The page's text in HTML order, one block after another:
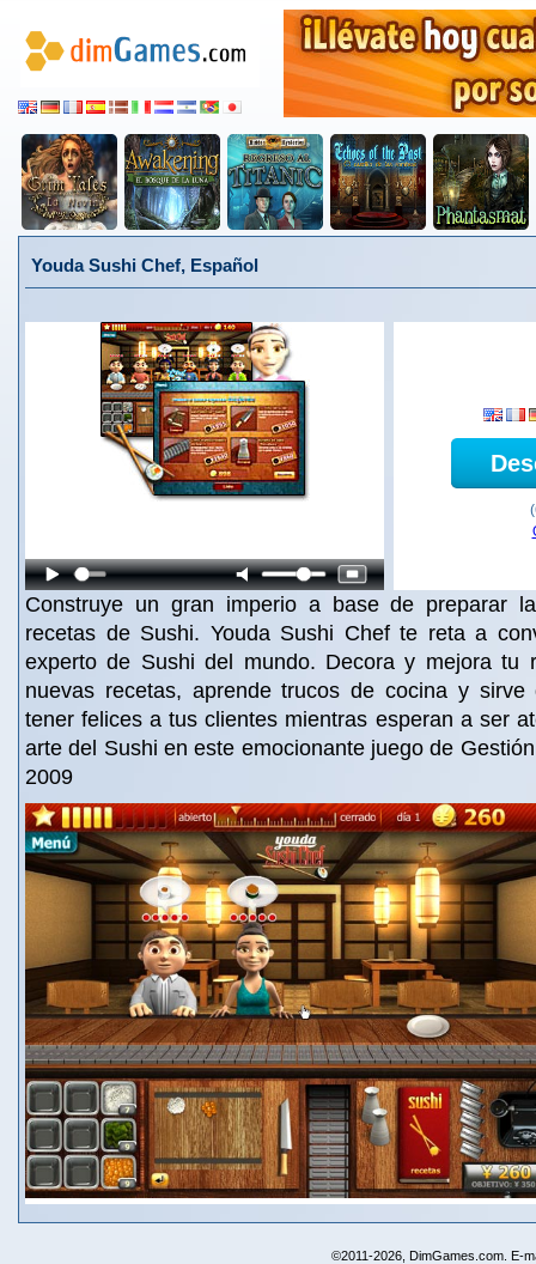
Youda Sushi Chef, Español
Construye un gran imperio a base de preparar
recetas de Sushi. Youda Sushi Chef te reta a
experto de Sushi del mundo. Decora y mejora tu
nuevas recetas, aprende trucos de cocina y sirve
tener felices a tus clientes mientras esperan a ser
arte del Sushi en este emocionante juego de
2009
©2011-2026, DimGames.com. E-